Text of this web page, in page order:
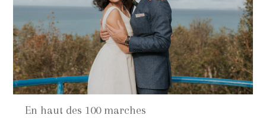
En haut des 100 marches